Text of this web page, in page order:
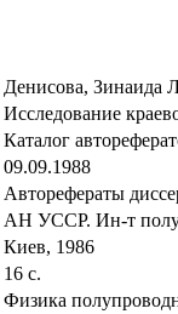
Денисова, Зинаида
Исследование
Каталог
09.09.1988
Авторефераты
АН УССР. Ин-т
Киев, 1986
16 с.
Физика